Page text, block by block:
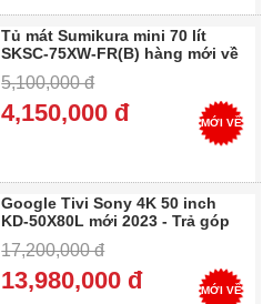
Tủ mát Sumikura mini 70 lít
SKSC-75XW-FR(B) hàng mới về
5,100,000 đ
4,150,000 đ MỚI VỀ
Google Tivi Sony 4K 50 inch
KD-50X80L mới 2023 - Trả góp
17,200,000 đ
13,980,000 đ MỚI VỀ